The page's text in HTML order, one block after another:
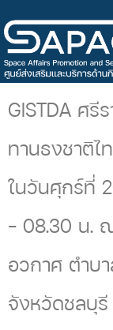
GISTDA ศรี
ทานธงชาติไ
ในวันศุกร์ที่
– 08.30 น.
อวกาศ ตำบ
จังหวัดชลบุรี